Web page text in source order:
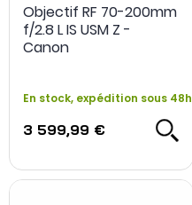
Objectif RF 70-200mm
f/2.8 L IS USM Z -
Canon
En stock, expédition sous 48h
3 599,99 €